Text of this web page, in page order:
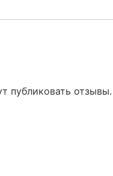
публиковать отзывы.